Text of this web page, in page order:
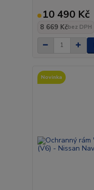
10 490 Kč
8 669 Kčbez DPH
Novinka